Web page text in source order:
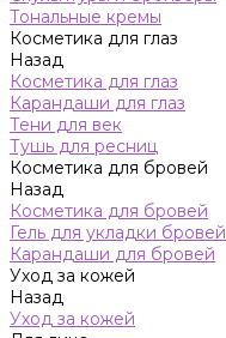
Тональные кремы
Косметика для глаз
Назад
Косметика для глаз
Карандаши для глаз
Тени для век
Тушь для ресниц
Косметика для бровей
Назад
Косметика для бровей
Гель для укладки бровей
Карандаши для бровей
Уход за кожей
Назад
Уход за кожей